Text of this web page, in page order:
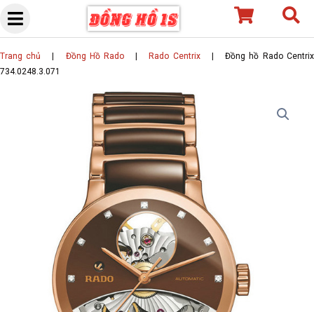
Skip
content
Trang chủ Đồng Hồ Rado Rado Centrix| Đồng hồ Rado Centrix
734.0248.3.071